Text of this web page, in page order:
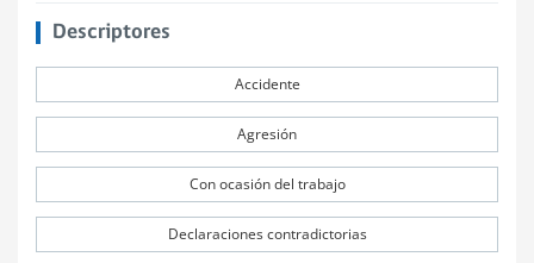
Descriptores
Accidente
Agresión
Con ocasión del trabajo
Declaraciones contradictorias